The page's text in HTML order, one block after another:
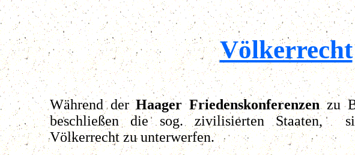
Völkerrecht
Während derHaager Friedenskonferenzenzu
beschließen die sog. zivilisierten Staaten,
Völkerrecht zu unterwerfen.